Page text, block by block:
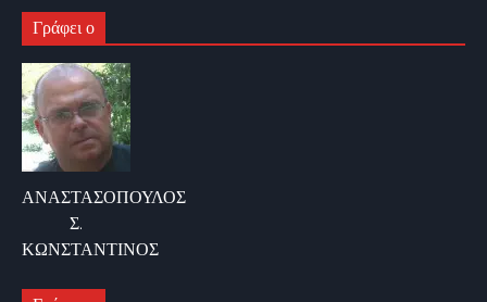
Γράφει ο
ΑΝΑΣΤΑΣΟΠΟΥΛΟΣ
Σ.
ΚΩΝΣΤΑΝΤΙΝΟΣ